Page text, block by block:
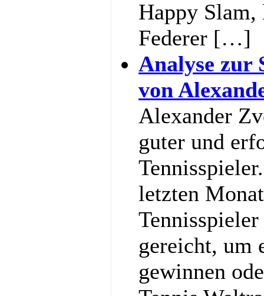
Happy Slam,
Federer […]
Analyse zur
von
Alexander
guter und
letzten
gereicht, um
gewinnen